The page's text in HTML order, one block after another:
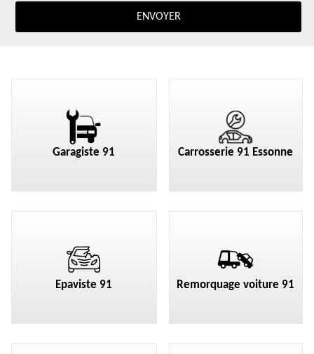
Garagiste 91 Carrosserie 91 Essonne
Epaviste 91 Remorquage voiture 91